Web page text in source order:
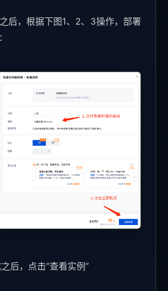
后，根据下图1、2、3操作，部署
后，点击“查看实例”